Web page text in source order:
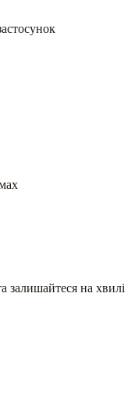
залишайтеся на хвилі